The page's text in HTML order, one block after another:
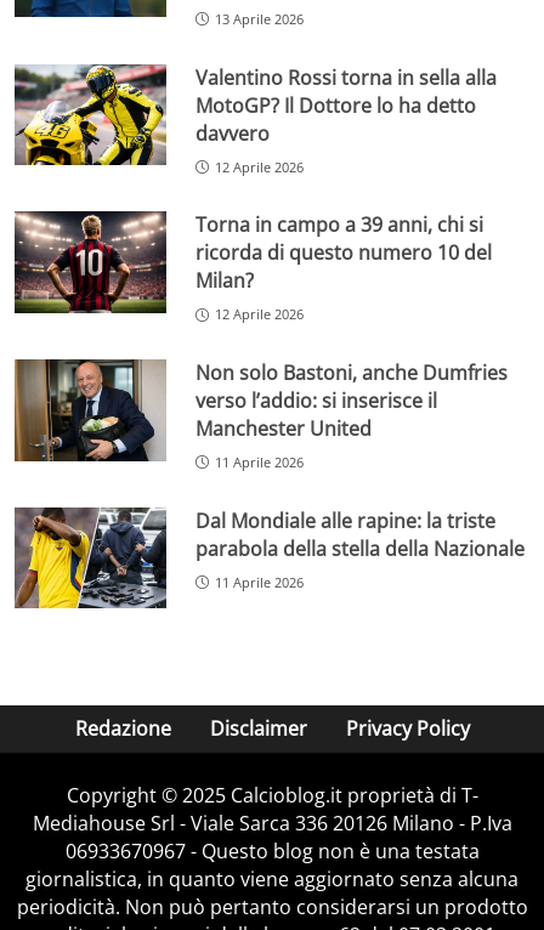
13 Aprile 2026
Valentino Rossi torna in sella alla
MotoGP? Il Dottore lo ha detto
davvero
12 Aprile 2026
Torna in campo a 39 anni, chi si
ricorda di questo numero 10 del
Milan?
12 Aprile 2026
Non solo Bastoni, anche Dumfries
verso l’addio: si inserisce il
Manchester United
11 Aprile 2026
Dal Mondiale alle rapine: la triste
parabola della stella della Nazionale
11 Aprile 2026
Redazione Disclaimer Privacy Policy
Copyright © 2025 Calcioblog.it proprietà di T-
Mediahouse Srl - Viale Sarca 336 20126 Milano - P.Iva
06933670967 - Questo blog non è una testata
giornalistica, in quanto viene aggiornato senza alcuna
periodicità. Non può pertanto considerarsi un prodotto